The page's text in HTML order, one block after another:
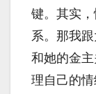
键。其实
系。那我
和她的金
理自己的